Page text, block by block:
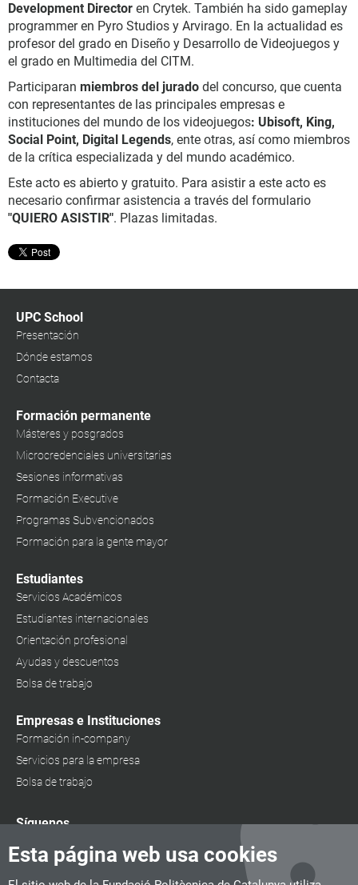
Esta página web usa cookies
Development Director en Crytek. También ha sido gameplay
programmer en Pyro Studios y Arvirago. En la actualidad es
profesor del grado en Diseño y Desarrollo de Videojuegos y
el grado en Multimedia del CITM.
Participaran miembros del jurado del concurso, que cuenta
con representantes de las principales empresas e
instituciones del mundo de los videojuegos: Ubisoft, King,
Social Point, Digital Legends, ente otras, así como miembros
de la crítica especializada y del mundo académico.
Este acto es abierto y gratuito. Para asistir a este acto es
necesario confirmar asistencia a través del formulario
"QUIERO ASISTIR". Plazas limitadas.
UPC School
Presentación
Dónde estamos
Contacta
Formación permanente
Másteres y posgrados
Microcredenciales universitarias
Sesiones informativas
Formación Executive
Programas Subvencionados
Formación para la gente mayor
Estudiantes
Servicios Académicos
Estudiantes internacionales
Orientación profesional
Ayudas y descuentos
Bolsa de trabajo
Empresas e Instituciones
Formación in-company
Servicios para la empresa
Bolsa de trabajo
Síguenos